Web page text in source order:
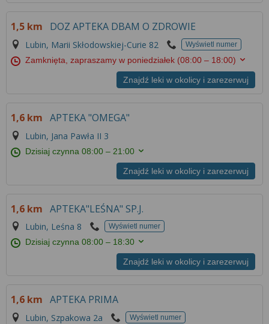
1,5 km DOZ APTEKA DBAM O ZDROWIE
Lubin, Marii Skłodowskiej-Curie 82 Wyświetl numer
Zamknięta, zapraszamy w poniedziałek (08:00 – 18:00)
Znajdź leki w okolicy i zarezerwuj
1,6 km APTEKA "OMEGA"
Lubin, Jana Pawła II 3
Dzisiaj czynna08:00 – 21:00
Znajdź leki w okolicy i zarezerwuj
1,6 km APTEKA"LEŚNA" SP.J.
Lubin, Leśna 8 Wyświetl numer
Dzisiaj czynna08:00 – 18:30
Znajdź leki w okolicy i zarezerwuj
1,6 km APTEKA PRIMA
Lubin, Szpakowa 2a Wyświetl numer